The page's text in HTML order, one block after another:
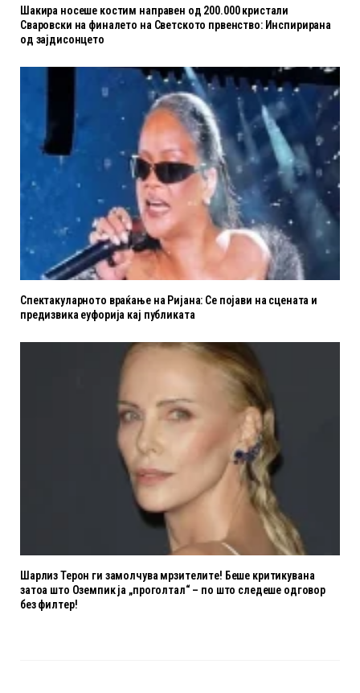
Шакира носеше костим направен од 200.000 кристали
Сваровски на финалето на Светското првенство: Инспирирана
од зајдисонцето
Спектакуларното враќање на Ријана: Се појави на сцената и
предизвика еуфорија кај публиката
Шарлиз Терон ги замолчува мрзителите! Беше критикувана
затоа што Оземпик ја „проголтал“ – по што следеше одговор
без филтер!